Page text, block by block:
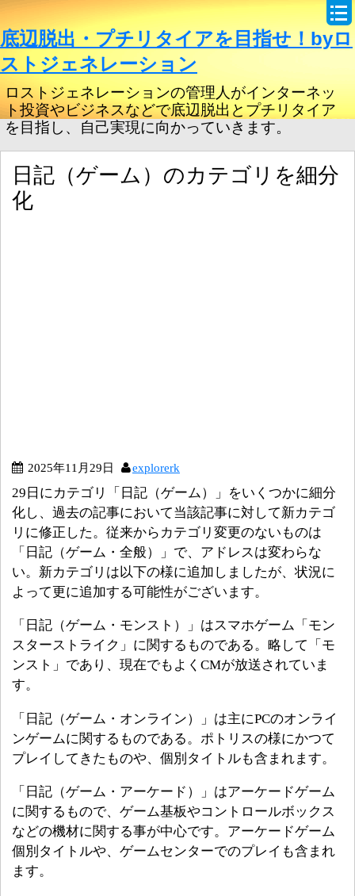
底辺脱出・プチリタイアを目指せ！byロ
ストジェネレーション
ロストジェネレーションの管理人がインターネッ
ト投資やビジネスなどで底辺脱出とプチリタイア
を目指し、自己実現に向かっていきます。
日記（ゲーム）のカテゴリを細分
化
2025年11月29日 explorerk
29日にカテゴリ「日記（ゲーム）」をいくつかに細分
化し、過去の記事において当該記事に対して新カテゴ
リに修正した。従来からカテゴリ変更のないものは
「日記（ゲーム・全般）」で、アドレスは変わらな
い。新カテゴリは以下の様に追加しましたが、状況に
よって更に追加する可能性がございます。
「日記（ゲーム・モンスト）」はスマホゲーム「モン
スターストライク」に関するものである。略して「モ
ンスト」であり、現在でもよくCMが放送されていま
す。
「日記（ゲーム・オンライン）」は主にPCのオンライ
ンゲームに関するものである。ポトリスの様にかつて
プレイしてきたものや、個別タイトルも含まれます。
「日記（ゲーム・アーケード）」はアーケードゲーム
に関するもので、ゲーム基板やコントロールボックス
などの機材に関する事が中心です。アーケードゲーム
個別タイトルや、ゲームセンターでのプレイも含まれ
ます。